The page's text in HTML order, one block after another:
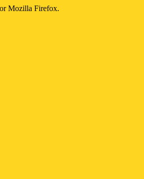
Mozilla Firefox.